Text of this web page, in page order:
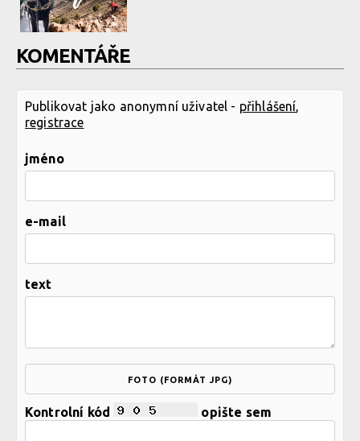
KOMENTÁŘE
Publikovat jako anonymní uživatel - přihlášení
registrace
jméno
e-mail
text
FOTO (FORMÁT JPG)
Kontrolní kód opište sem